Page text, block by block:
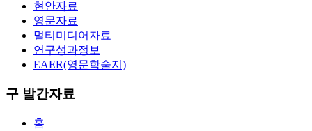
현안자료
영문자료
멀티미디어자료
연구성과정보
EAER(영문학술지)
구 발간자료
홈